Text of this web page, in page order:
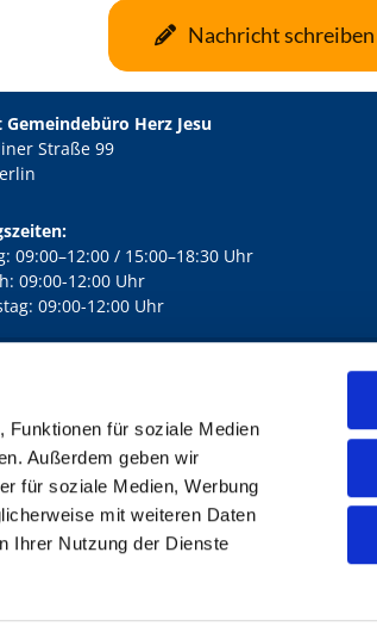
Funktionen für soziale Medien
Außerdem geben wir
für soziale Medien, Werbung
mit weiteren Daten
Ihrer Nutzung der Dienste
Nachricht schreiben
Herz Jesu
Straße 99
09:00–12:00 / 15:00–18:30 Uhr
09:00-12:00 Uhr
09:00-12:00 Uhr
Berlin mail@bernhard-